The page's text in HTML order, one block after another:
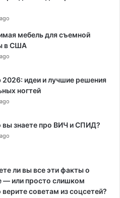
мебель для съемной
в США
идеи и лучшие решения
ногтей
вы знаете про ВИЧ и СПИД?
ли вы все эти факты о
— или просто слишком
верите советам из соцсетей?